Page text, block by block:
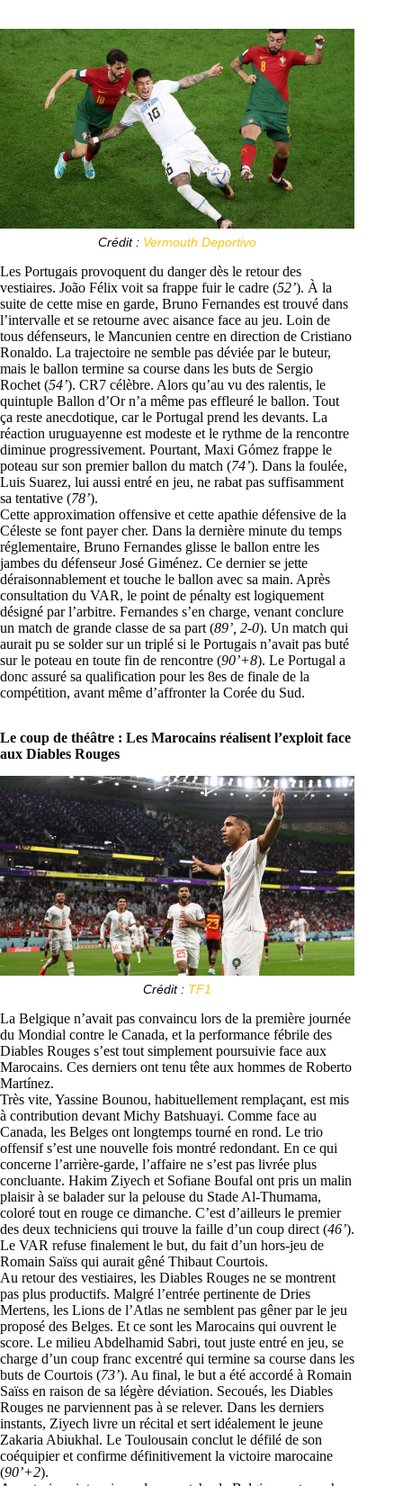
Crédit : Vermouth Deportivo
Les Portugais provoquent du danger dès le retour des
vestiaires. João Félix voit sa frappe fuir le cadre (52’). À la
suite de cette mise en garde, Bruno Fernandes est trouvé dans
l’intervalle et se retourne avec aisance face au jeu. Loin de
tous défenseurs, le Mancunien centre en direction de Cristiano
Ronaldo. La trajectoire ne semble pas déviée par le buteur,
mais le ballon termine sa course dans les buts de Sergio
Rochet (54’). CR7 célèbre. Alors qu’au vu des ralentis, le
quintuple Ballon d’Or n’a même pas effleuré le ballon. Tout
ça reste anecdotique, car le Portugal prend les devants. La
réaction uruguayenne est modeste et le rythme de la rencontre
diminue progressivement. Pourtant, Maxi Gómez frappe le
poteau sur son premier ballon du match (74’). Dans la foulée,
Luis Suarez, lui aussi entré en jeu, ne rabat pas suffisamment
sa tentative (78’).
Cette approximation offensive et cette apathie défensive de la
Céleste se font payer cher. Dans la dernière minute du temps
réglementaire, Bruno Fernandes glisse le ballon entre les
jambes du défenseur José Giménez. Ce dernier se jette
déraisonnablement et touche le ballon avec sa main. Après
consultation du VAR, le point de pénalty est logiquement
désigné par l’arbitre. Fernandes s’en charge, venant conclure
un match de grande classe de sa part (89’, 2-0). Un match qui
aurait pu se solder sur un triplé si le Portugais n’avait pas buté
sur le poteau en toute fin de rencontre (90’+8). Le Portugal a
donc assuré sa qualification pour les 8es de finale de la
compétition, avant même d’affronter la Corée du Sud.
Le coup de théâtre : Les Marocains réalisent l’exploit face
aux Diables Rouges
Crédit : TF1
La Belgique n’avait pas convaincu lors de la première journée
du Mondial contre le Canada, et la performance fébrile des
Diables Rouges s’est tout simplement poursuivie face aux
Marocains. Ces derniers ont tenu tête aux hommes de Roberto
Martínez.
Très vite, Yassine Bounou, habituellement remplaçant, est mis
à contribution devant Michy Batshuayi. Comme face au
Canada, les Belges ont longtemps tourné en rond. Le trio
offensif s’est une nouvelle fois montré redondant. En ce qui
concerne l’arrière-garde, l’affaire ne s’est pas livrée plus
concluante. Hakim Ziyech et Sofiane Boufal ont pris un malin
plaisir à se balader sur la pelouse du Stade Al-Thumama,
coloré tout en rouge ce dimanche. C’est d’ailleurs le premier
des deux techniciens qui trouve la faille d’un coup direct (46’).
Le VAR refuse finalement le but, du fait d’un hors-jeu de
Romain Saïss qui aurait gêné Thibaut Courtois.
Au retour des vestiaires, les Diables Rouges ne se montrent
pas plus productifs. Malgré l’entrée pertinente de Dries
Mertens, les Lions de l’Atlas ne semblent pas gêner par le jeu
proposé des Belges. Et ce sont les Marocains qui ouvrent le
score. Le milieu Abdelhamid Sabri, tout juste entré en jeu, se
charge d’un coup franc excentré qui termine sa course dans les
buts de Courtois (73’). Au final, le but a été accordé à Romain
Saïss en raison de sa légère déviation. Secoués, les Diables
Rouges ne parviennent pas à se relever. Dans les derniers
instants, Ziyech livre un récital et sert idéalement le jeune
Zakaria Abiukhal. Le Toulousain conclut le défilé de son
coéquipier et confirme définitivement la victoire marocaine
(90’+2).